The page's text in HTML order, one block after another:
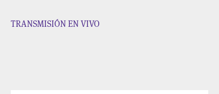
TRANSMISIÓN EN VIVO